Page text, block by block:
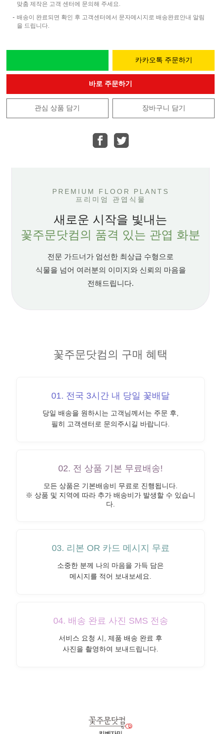
맞춤 제작은 고객 센터에 문의해 주세요.
배송이 완료되면 확인 후 고객센터에서 문자메시지로 배송완료안내 알림
을 드립니다.
카카오톡 주문하기
바로 주문하기
관심 상품 담기 장바구니 담기
PREMIUM FLOOR PLANTS
프리미엄 관엽식물
새로운 시작을 빛내는
꽃주문닷컴의 품격 있는 관엽 화분
전문 가드너가 엄선한 최상급 수형으로
식물을 넘어 여러분의 이미지와 신뢰의 마음을
전해드립니다.
꽃주문닷컴의 구매 혜택
01. 전국 3시간 내 당일 꽃배달
당일 배송을 원하시는 고객님께서는 주문 후,
필히 고객센터로 문의주시길 바랍니다.
02. 전 상품 기본 무료배송!
모든 상품은 기본배송비 무료로 진행됩니다.
※ 상품 및 지역에 따라 추가 배송비가 발생할 수 있습니
다.
03. 리본 OR 카드 메시지 무료
소중한 분께 나의 마음을 가득 담은
메시지를 적어 보내보세요.
04. 배송 완료 사진 SMS 전송
서비스 요청 시, 제품 배송 완료 후
사진을 촬영하여 보내드립니다.